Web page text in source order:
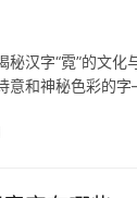
汉字“霓”的文化
意和神秘色彩的